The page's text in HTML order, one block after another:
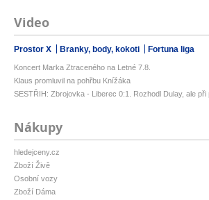
Video
Prostor X Branky, body, kokoti Fortuna liga
Koncert Marka Ztraceného na Letné 7.8.
Klaus promluvil na pohřbu Knížáka
SESTŘIH: Zbrojovka - Liberec 0:1. Rozhodl Dulay, ale při
Nákupy
hledejceny.cz
Zboží Živě
Osobní vozy
Zboží Dáma